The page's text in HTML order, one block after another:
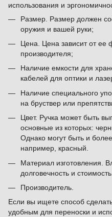
использования и
Размер. Размер должен
оружия и вашей руки;
Цена. Цена зависит от
производителя;
Наличие емкости для
кабелей для оптики и
Наличие специального
на бруствер или
Цвет. Ручка может быть
основные из которых:
Однако могут быть и
например, красный.
Материал изготовления.
долговечность и стоимость.
Производитель.
Если вы ищете способ
удобным для переноски и